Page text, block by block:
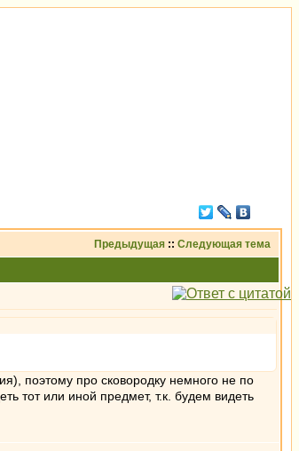
Предыдущая :: Следующая тема
поэтому про сковородку немного не по
тот или иной предмет, т.к. будем видеть